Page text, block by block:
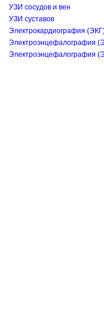
УЗИ сосудов и вен
УЗИ суставов
Электрокардиография
Электроэнцефалография
Электроэнцефалография